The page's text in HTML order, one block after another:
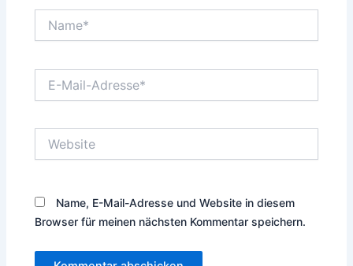
Mail-
Name, E-Mail-Adresse und Website in diesem
Browser für meinen nächsten Kommentar speichern.